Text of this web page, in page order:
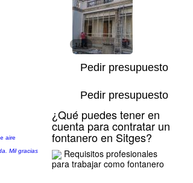
1/14
Pedir presupuesto
aire
Mil gracias
Pedir presupuesto
¿Qué puedes tener en
cuenta para contratar un
fontanero en Sitges?
Requisitos profesionales
para trabajar como fontanero